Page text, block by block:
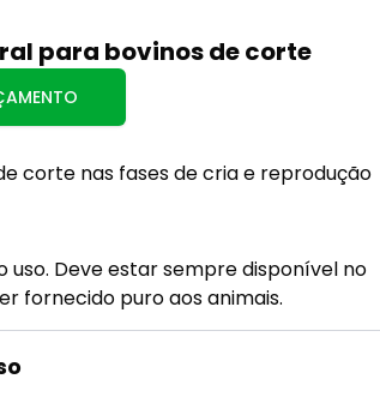
para bovinos de corte
corte nas fases de cria e reprodução
uso. Deve estar sempre disponível no
fornecido puro aos animais.